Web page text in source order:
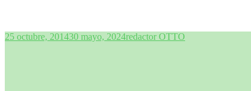
25 octubre, 201430 mayo, 2024redactor OTTO